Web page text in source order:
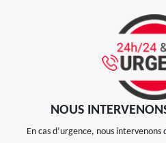
NOUS
En cas d’urgence, nous intervenons